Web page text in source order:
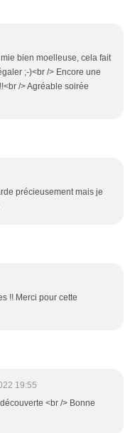
bien moelleuse, cela fait
;-)<br /> Encore une
/> Agréable soirée
précieusement mais je
!! Merci pour cette
19:55
<br /> Bonne